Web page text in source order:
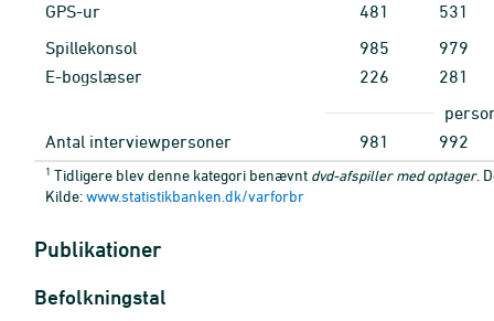
GPS-ur
481
531
Spillekonsol
985
979
E-bogslæser
226
281
Antal interviewpersoner
981 992
1 Tidligere blev denne kategori benævnt dvd-afspiller med optager.
Kilde:www.statistikbanken.dk/varforbr
Publikationer
Befolkningstal